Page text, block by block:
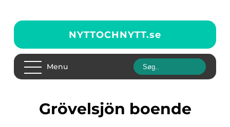
NYTTOCHNYTT.se
Menu
Grövelsjön boende